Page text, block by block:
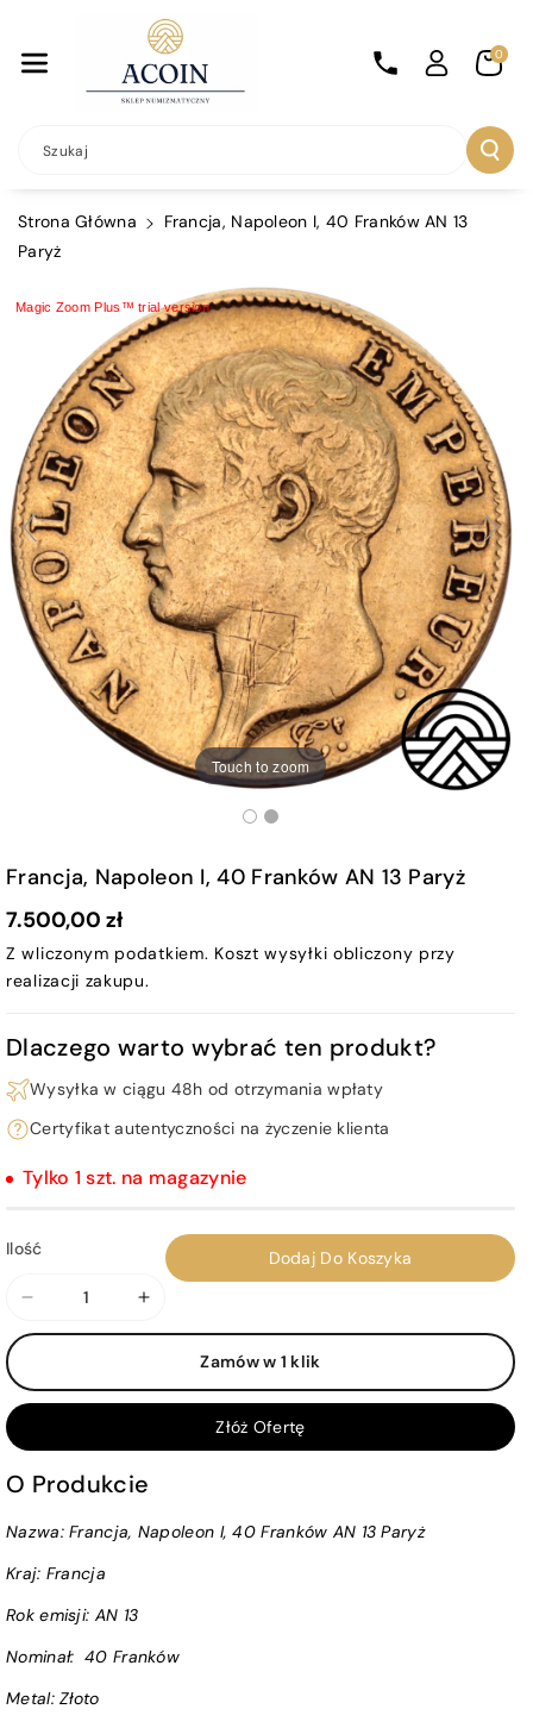
Szukaj
0
Strona Główna
Francja, Napoleon I, 40 Franków AN 13
Paryż
Touch to zoom
Magic Zoom Plus™ trial version
Francja, Napoleon I, 40 Franków AN 13 Paryż
7.500,00 zł
Z wliczonym podatkiem. Koszt wysyłki obliczony przy
realizacji zakupu.
Dlaczego warto wybrać ten produkt?
Wysyłka w ciągu 48h od otrzymania wpłaty
Certyfikat autentyczności na życzenie klienta
Tylko 1 szt. na magazynie
Ilość
Zmniejsz
ilość
Francja,
I,
40
AN
13
Zwiększ
ilość
Francja,
Napoleon
I,
40
AN
Dodaj Do Koszyka
Zamów w 1 klik
Złóż Ofertę
O Produkcie
Nazwa: Francja, Napoleon I, 40 Franków AN 13 Paryż
Kraj: Francja
Rok emisji: AN 13
Nominał: 40 Franków
Metal: Złoto